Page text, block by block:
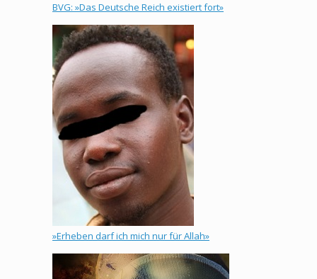
BVG: »Das Deutsche Reich existiert fort»
»Erheben darf ich mich nur für Allah»